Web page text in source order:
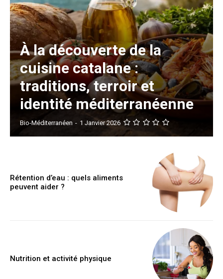
À la découverte de la
cuisine catalane :
traditions, terroir et
identité méditerranéenne
Bio-Méditerranéen - 1 Janvier 2026
Rétention d’eau : quels aliments
peuvent aider ?
Nutrition et activité physique